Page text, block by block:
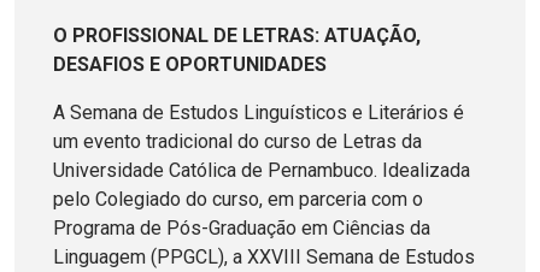
O PROFISSIONAL DE LETRAS: ATUAÇÃO,
DESAFIOS E OPORTUNIDADES
A Semana de Estudos Linguísticos e Literários é
um evento tradicional do curso de Letras da
Universidade Católica de Pernambuco. Idealizada
pelo Colegiado do curso, em parceria com o
Programa de Pós-Graduação em Ciências da
Linguagem (PPGCL), a XXVIII Semana de Estudos